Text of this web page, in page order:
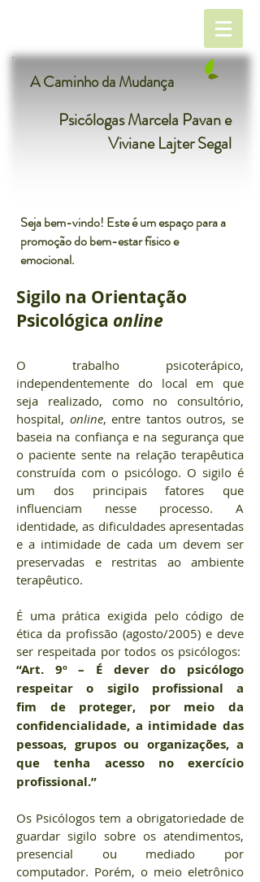
A Caminho da Mudança
Psicólogas Marcela Pavan e
Viviane Lajter Segal
Seja bem-vindo! Este é um espaço para a
promoção do bem-estar físico e
emocional.
Sigilo na Orientação
Psicológica online
O trabalho psicoterápico,
independentemente do local em que
seja realizado, como no consultório,
hospital, online, entre tantos outros, se
baseia na confiança e na segurança que
o paciente sente na relação terapêutica
construída com o psicólogo. O sigilo é
um dos principais fatores que
influenciam nesse processo. A
identidade, as dificuldades apresentadas
e a intimidade de cada um devem ser
preservadas e restritas ao ambiente
terapêutico.
É uma prática exigida pelo código de
ética da profissão (agosto/2005) e deve
ser respeitada por todos os psicólogos:
“Art. 9º – É dever do psicólogo
respeitar o sigilo profissional a
fim de proteger, por meio da
confidencialidade, a intimidade das
pessoas, grupos ou organizações, a
que tenha acesso no exercício
profissional.”
Os Psicólogos tem a obrigatoriedade de
guardar sigilo sobre os atendimentos,
presencial ou mediado por
computador. Porém, o meio eletrônico